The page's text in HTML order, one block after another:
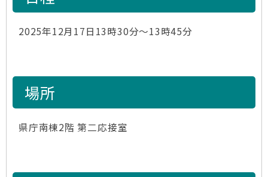
2025年12月17日13時30分～13時45分
場所
県庁南棟2階 第二応接室